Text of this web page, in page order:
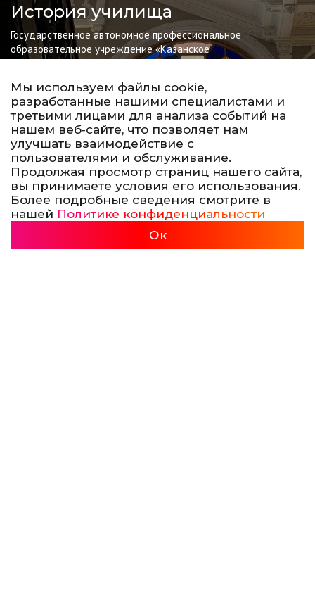
История училища
Государственное автономное профессиональное
образовательное учреждение «Казанское
художественное училище им. Н.И.Фешина» (техникум)
была открыта 9 сентября 1895 года. С момента
открытия наибольшую известность Казанской
художественной школе принесло живописное
отделение.
Подробнее
Мы используем файлы cookie,
разработанные нашими специалистами и
третьими лицами для анализа событий на
нашем веб‑сайте, что позволяет нам
улучшать взаимодействие с
пользователями и обслуживание.
Продолжая просмотр страниц нашего сайта,
вы принимаете условия его использования.
Более подробные сведения смотрите в
нашей Политике конфиденциальности
Ок